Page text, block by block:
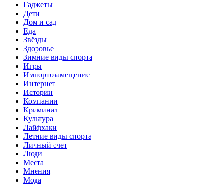
Гаджеты
Дети
Дом и сад
Еда
Звёзды
Здоровье
Зимние виды спорта
Игры
Импортозамещение
Интернет
Истории
Компании
Криминал
Культура
Лайфхаки
Летние виды спорта
Личный счет
Люди
Места
Мнения
Мода